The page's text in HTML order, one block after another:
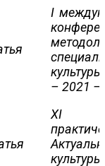
I
– 2021 –
XI